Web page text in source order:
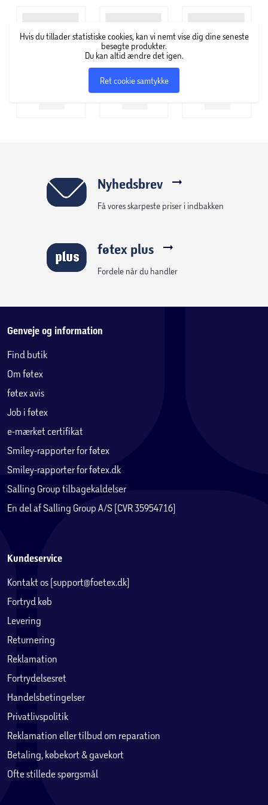
Hvis du tillader statistiske cookies, kan vi nemt vise dig dine seneste
besøgte produkter.
Du kan altid ændre det igen.
Ret cookie samtykke
Nyhedsbrev
Få vores skarpeste priser i indbakken
føtex plus
Fordele når du handler
Genveje og information
Find butik
Om føtex
føtex avis
Job i føtex
e-mærket certifikat
Smiley-rapporter for føtex
Smiley-rapporter for føtex.dk
Salling Group tilbagekaldelser
En del af Salling Group A/S (CVR 35954716)
Kundeservice
Kontakt os (support@foetex.dk)
Fortryd køb
Levering
Returnering
Reklamation
Fortrydelsesret
Handelsbetingelser
Privatlivspolitik
Reklamation eller tilbud om reparation
Betaling, købekort & gavekort
Ofte stillede spørgsmål